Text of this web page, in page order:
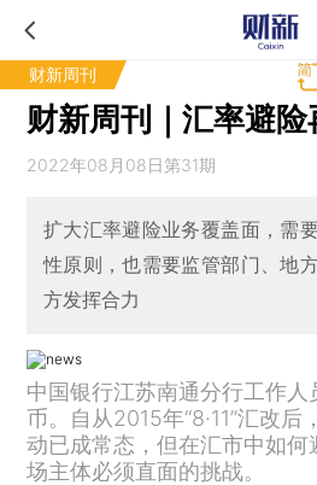
财新周刊
财新周刊｜汇率避险
2022年08月08日第31期
扩大汇率避险业务覆盖面，需
性原则，也需要监管部门、地
方发挥合力
中国银行江苏南通分行工作人
币。自从2015年“8·11”汇改
动已成常态，但在汇市中如
场主体必须直面的挑战。